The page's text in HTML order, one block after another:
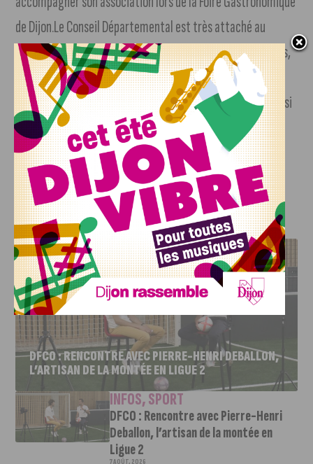
de Dijon.Le Conseil Départemental est très attaché au
maintien d’une vie locale dynamique, dans tous les cantons,
les quartiers, les villages de la Côte-d’Or. A cet effet, il me
paraît impératif de soutenir les commerces de proximité, si
nécessaire à l’animation de notre territoire. Tel était le
message que j’ai tenu à transmettre à mes invités
aujourd’hui. »
J'AIME LE DFCO
DFCO : RENCONTRE AVEC PIERRE-HENRI DEBALLON,
L’ARTISAN DE LA MONTÉE EN LIGUE 2
INFOS,SPORT
DFCO : Rencontre avec Pierre-Henri
Deballon, l’artisan de la montée en
Ligue 2
7 AOÛT, 2026